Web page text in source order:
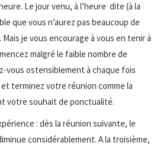
Le jour venu, à l’heure dite (à la
que vous n’aurez pas beaucoup de
je vous encourage à vous en tenir à
malgré le faible nombre de
vous ostensiblement à chaque fois
terminez votre réunion comme la
votre souhait de ponctualité.
: dès la réunion suivante, le
considérablement. A la troisième,